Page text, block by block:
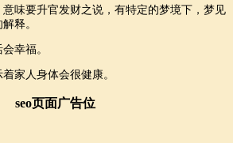
味要升官发财之说，有特定的梦境下，梦见
释。
幸福。
家人身体会很健康。
seo页面广告位